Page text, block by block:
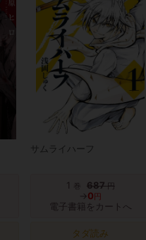
サムライハーフ
1 巻 687円
→0 円
電子書籍をカートへ
タダ読み